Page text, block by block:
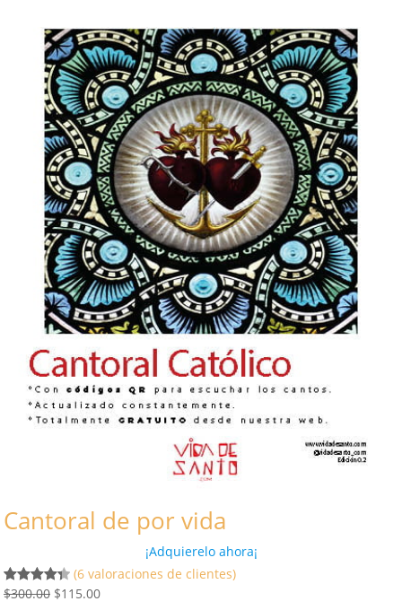
Cantoral de por vida
¡Adquierelo ahora¡
Valorado
6
(6 valoraciones de clientes)
$300.00 E
$115.00E